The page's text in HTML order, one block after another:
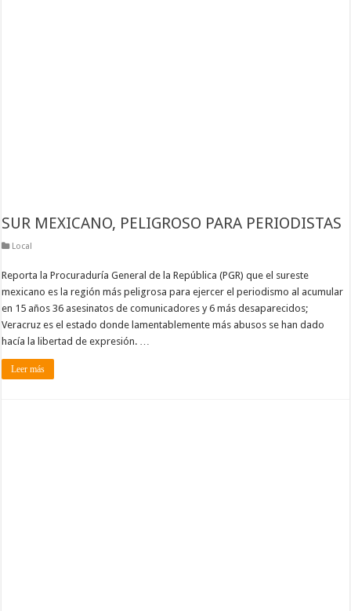
SUR MEXICANO, PELIGROSO PARA PERIODISTAS
Local
Reporta la Procuraduría General de la República (PGR) que el sureste
mexicano es la región más peligrosa para ejercer el periodismo al acumular
en 15 años 36 asesinatos de comunicadores y 6 más desaparecidos;
Veracruz es el estado donde lamentablemente más abusos se han dado
hacía la libertad de expresión. …
Leer más